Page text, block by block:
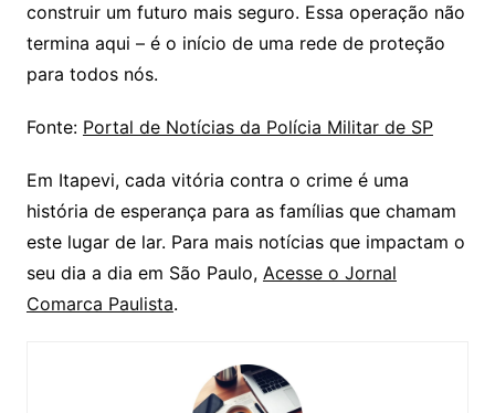
construir um futuro mais seguro. Essa operação não
termina aqui – é o início de uma rede de proteção
para todos nós.
Fonte: Portal de Notícias da Polícia Militar de SP
Em Itapevi, cada vitória contra o crime é uma
história de esperança para as famílias que chamam
este lugar de lar. Para mais notícias que impactam o
seu dia a dia em São Paulo, Acesse o Jornal
Comarca Paulista.